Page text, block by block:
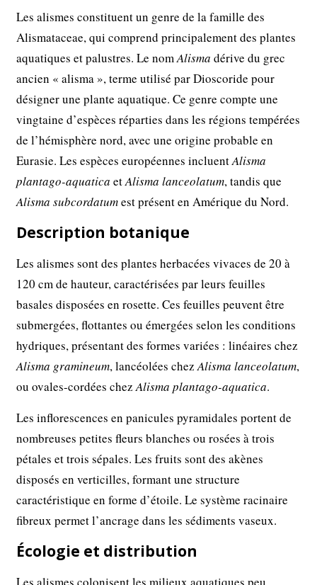
Les alismes constituent un genre de la famille des
Alismataceae, qui comprend principalement des plantes
aquatiques et palustres. Le nomAlisma dérive du grec
ancien « alisma », terme utilisé par Dioscoride pour
désigner une plante aquatique. Ce genre compte une
vingtaine d’espèces réparties dans les régions tempérées
de l’hémisphère nord, avec une origine probable en
Eurasie. Les espèces européennes incluentAlisma
plantago-aquatica etAlisma lanceolatum, tandis que
Alisma subcordatumest présent en Amérique du Nord.
Description botanique
Les alismes sont des plantes herbacées vivaces de 20 à
120 cm de hauteur, caractérisées par leurs feuilles
basales disposées en rosette. Ces feuilles peuvent être
submergées, flottantes ou émergées selon les conditions
hydriques, présentant des formes variées : linéaires chez
Alisma gramineum, lancéolées chezAlisma lanceolatum,
ou ovales-cordées chezAlisma plantago-aquatica.
Les inflorescences en panicules pyramidales portent de
nombreuses petites fleurs blanches ou rosées à trois
pétales et trois sépales. Les fruits sont des akènes
disposés en verticilles, formant une structure
caractéristique en forme d’étoile. Le système racinaire
fibreux permet l’ancrage dans les sédiments vaseux.
Écologie et distribution